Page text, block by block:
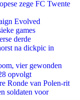
zege FC Twente
Evolved
games
derde
na dickpic in
vier gewonden
opvolgt
Ronde van Polen-rit
soldaten voor